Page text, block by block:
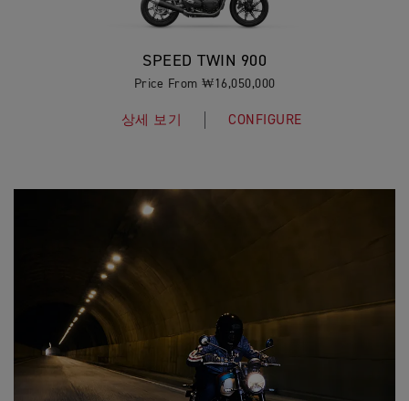
SPEED TWIN 900
Price From ₩16,050,000
상세 보기 CONFIGURE